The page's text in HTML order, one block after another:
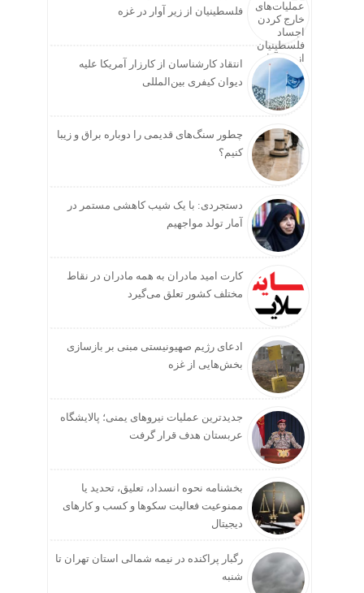
فلسطینیان از زیر آوار در غزه
انتقاد کارشناسان از کارزار آمریکا علیه
دیوان کیفری بین‌المللی
چطور سنگ‌های قدیمی را دوباره براق و زیبا
کنیم؟
دستجردی: با یک شیب کاهشی مستمر در
آمار تولد مواجهیم
کارت امید مادران به همه مادران در نقاط
مختلف کشور تعلق می‌گیرد
ادعای رژیم صهیونیستی مبنی بر بازسازی
بخش‌هایی از غزه
جدیدترین عملیات نیروهای یمنی؛ پالایشگاه
عربستان هدف قرار گرفت
بخشنامه نحوه انسداد، تعلیق، تحدید یا
ممنوعیت فعالیت سکوها و کسب و کارهای
دیجیتال
رگبار پراکنده در نیمه شمالی استان تهران تا
شنبه